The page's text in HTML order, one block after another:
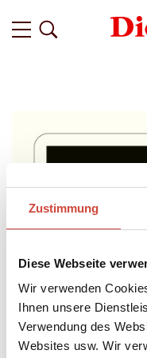
Zustimmung
Diese Webseite
Wir verwenden
Ihnen unsere
Verwendung des
Websites usw. Wir